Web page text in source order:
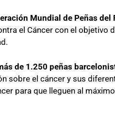
Mundial de Peñas del
el Cáncer con el objetivo
de 1.250 peñas
sobre el cáncer y sus
para que lleguen al